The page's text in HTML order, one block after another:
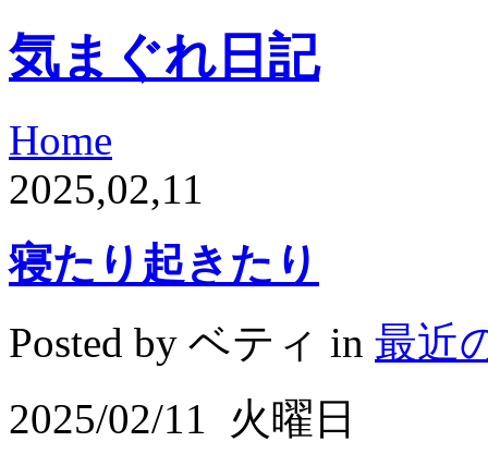
気まぐれ日記
Home
2025,02,11
寝たり起きたり
Posted by ベティ in 最近
2025/02/11
火曜日